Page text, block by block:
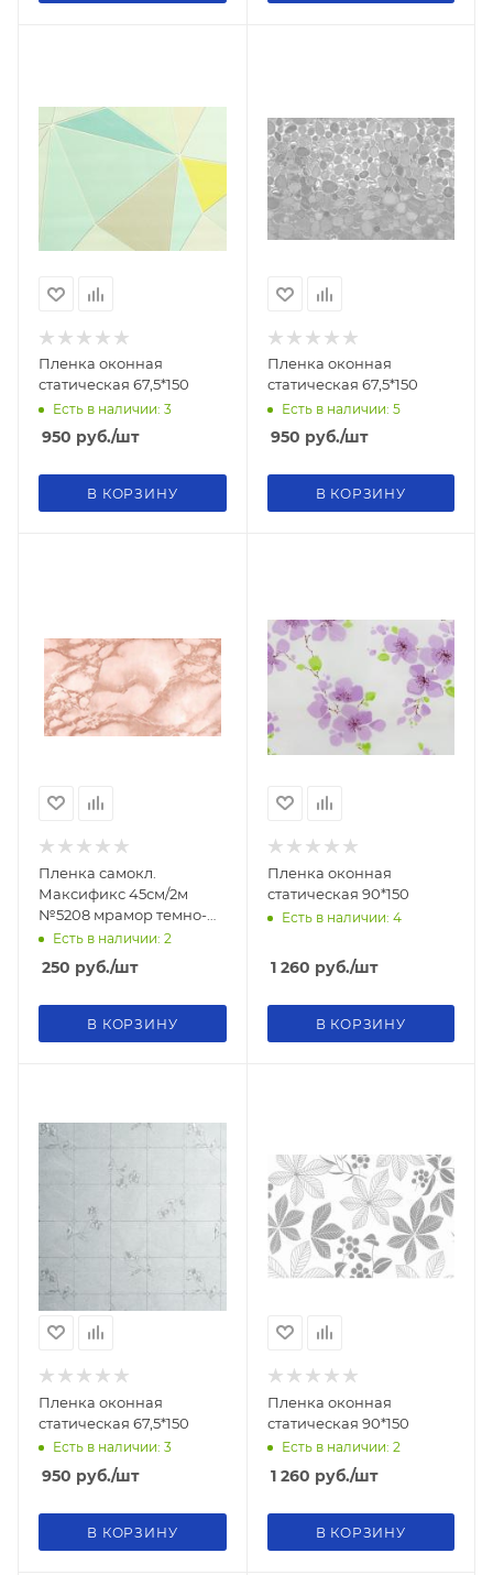
Пленка оконная
статическая 67,5*150
Есть в наличии: 3
950 руб./шт
В КОРЗИНУ
Пленка оконная
статическая 67,5*150
Есть в наличии: 5
950 руб./шт
В КОРЗИНУ
Пленка самокл.
Максификс 45см/2м
№5208 мрамор темно-
розовый
Есть в наличии: 2
250 руб./шт
В КОРЗИНУ
Пленка оконная
статическая 90*150
Есть в наличии: 4
1 260 руб./шт
В КОРЗИНУ
Пленка оконная
статическая 67,5*150
Есть в наличии: 3
950 руб./шт
В КОРЗИНУ
Пленка оконная
статическая 90*150
Есть в наличии: 2
1 260 руб./шт
В КОРЗИНУ